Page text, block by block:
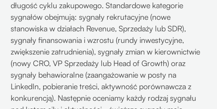
długość cyklu zakupowego. Standardowe kategorie
sygnałów obejmują: sygnały rekrutacyjne (nowe
stanowiska w działach Revenue, Sprzedaży lub SDR),
sygnały finansowania i wzrostu (rundy inwestycyjne,
zwiększenie zatrudnienia), sygnały zmian w kierownictwie
(nowy CRO, VP Sprzedaży lub Head of Growth) oraz
sygnały behawioralne (zaangażowanie w posty na
LinkedIn, pobieranie treści, aktywność porównawcza z
konkurencją). Następnie oceniamy każdy rodzaj sygnału